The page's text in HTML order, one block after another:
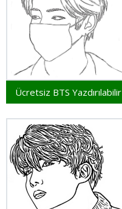
Ücretsiz BTS Yazdırılabilir